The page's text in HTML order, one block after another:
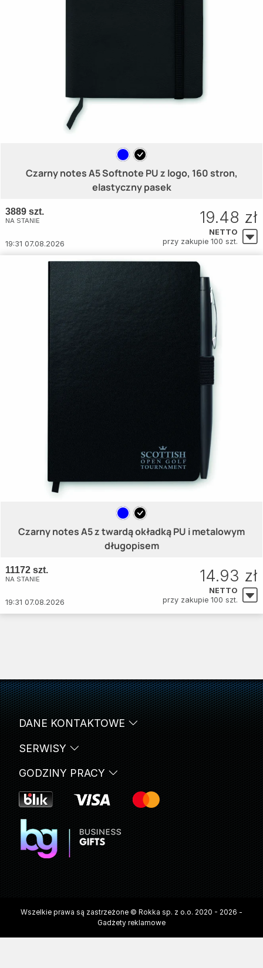
Czarny notes A5 Softnote PU z logo, 160 stron,
elastyczny pasek
3889 szt.
NA STANIE
19:31 07.08.2026
19.48 zł
NETTO
przy zakupie 100 szt.
Czarny notes A5 z twardą okładką PU i metalowym
długopisem
11172 szt.
NA STANIE
19:31 07.08.2026
14.93 zł
NETTO
przy zakupie 100 szt.
SERWISY
DANE KONTAKTOWE
GODZINY PRACY
Wszelkie prawa są zastrzeżone © Rokka sp. z o.o. 2020 - 2026 -
Gadżety reklamowe